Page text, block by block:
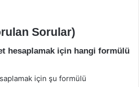
Sorular)
hesaplamak için hangi formülü
için şu formülü